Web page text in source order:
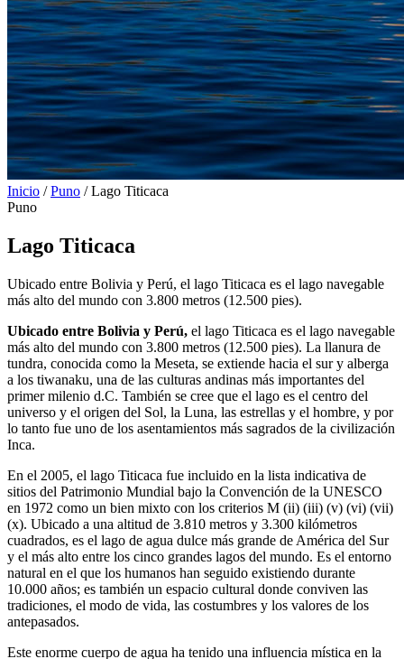
Inicio / Puno / Lago Titicaca
Puno
Lago Titicaca
Ubicado entre Bolivia y Perú, el lago Titicaca es el lago navegable
más alto del mundo con 3.800 metros (12.500 pies).
Ubicado entre Bolivia y Perú, el lago Titicaca es el lago navegable
más alto del mundo con 3.800 metros (12.500 pies). La llanura de
tundra, conocida como la Meseta, se extiende hacia el sur y alberga
a los tiwanaku, una de las culturas andinas más importantes del
primer milenio d.C. También se cree que el lago es el centro del
universo y el origen del Sol, la Luna, las estrellas y el hombre, y por
lo tanto fue uno de los asentamientos más sagrados de la civilización
Inca.
En el 2005, el lago Titicaca fue incluido en la lista indicativa de
sitios del Patrimonio Mundial bajo la Convención de la UNESCO
en 1972 como un bien mixto con los criterios M (ii) (iii) (v) (vi) (vii)
(x). Ubicado a una altitud de 3.810 metros y 3.300 kilómetros
cuadrados, es el lago de agua dulce más grande de América del Sur
y el más alto entre los cinco grandes lagos del mundo. Es el entorno
natural en el que los humanos han seguido existiendo durante
10.000 años; es también un espacio cultural donde conviven las
tradiciones, el modo de vida, las costumbres y los valores de los
antepasados.
Este enorme cuerpo de agua ha tenido una influencia mística en la